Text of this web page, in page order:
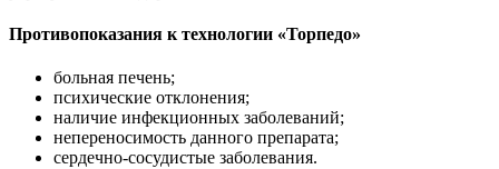
Противопоказания к технологии «Торпедо»
больная печень;
психические отклонения;
наличие инфекционных заболеваний;
непереносимость данного препарата;
сердечно-сосудистые заболевания.